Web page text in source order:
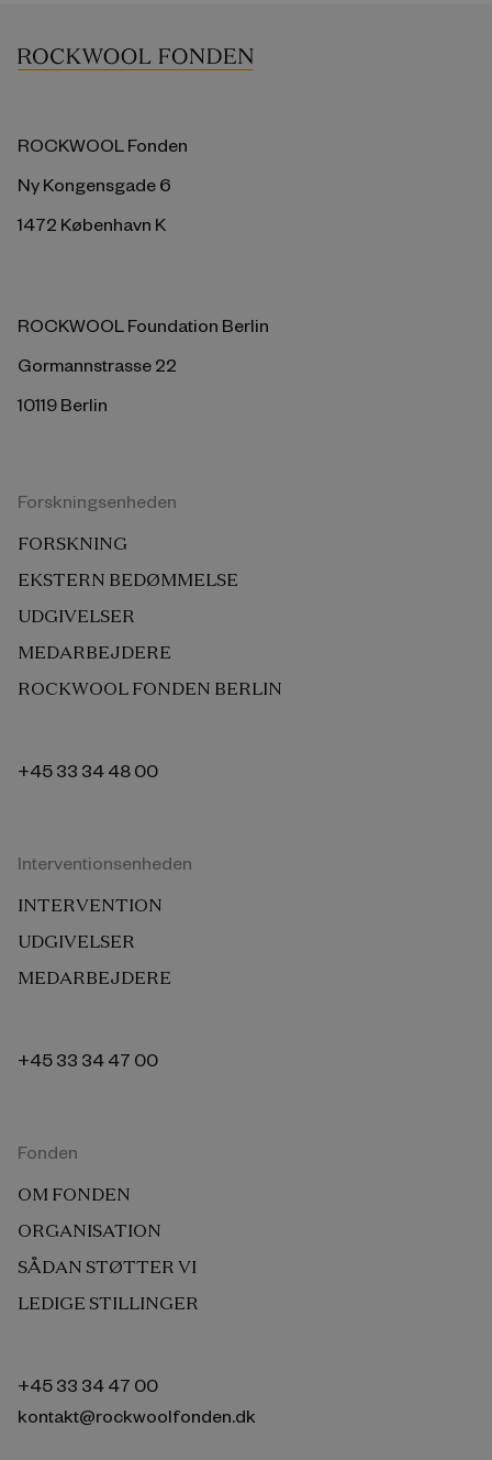
ROCKWOOL Fonden
Ny Kongensgade 6
1472 København K
ROCKWOOL Foundation Berlin
Gormannstrasse 22
10119 Berlin
Forskningsenheden
FORSKNING
EKSTERN BEDØMMELSE
UDGIVELSER
MEDARBEJDERE
ROCKWOOL FONDEN BERLIN
+45 33 34 48 00
Interventionsenheden
INTERVENTION
UDGIVELSER
MEDARBEJDERE
+45 33 34 47 00
Fonden
OM FONDEN
ORGANISATION
SÅDAN STØTTER VI
LEDIGE STILLINGER
+45 33 34 47 00
kontakt@rockwoolfonden.dk